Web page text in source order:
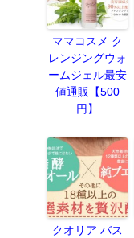
ママコスメ ク
レンジングウォ
ームジェル最安
値通販【500
円】
クオリア バス